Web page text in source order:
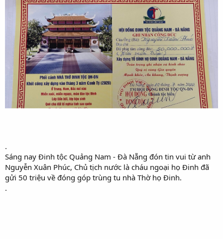
.
Sáng nay Đinh tộc Quảng Nam - Đà Nẵng đón tin vui từ anh
Nguyễn Xuân Phúc, Chủ tịch nước là cháu ngoại họ Đinh đã
gửi 50 triệu về đóng góp trùng tu nhà Thờ họ Đinh.
.